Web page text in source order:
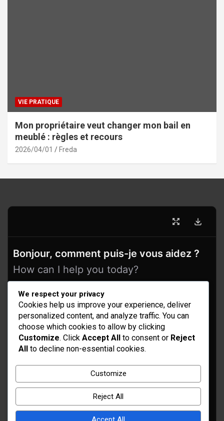
VIE PRATIQUE
Mon propriétaire veut changer mon bail en
meublé : règles et recours
2026/04/01 Freda
Bonjour, comment puis-je vous aidez ?
How can I help you today?
Idées d’aménagement et déco
Choix d'outillage et de matériaux
We respect your privacy
Cookies help us improve your experience, deliver
personalized content, and analyze traffic. You can
choose which cookies to allow by clicking
Customize. Click Accept All to consent or Reject
All to decline non-essential cookies.
Customize
Reject All